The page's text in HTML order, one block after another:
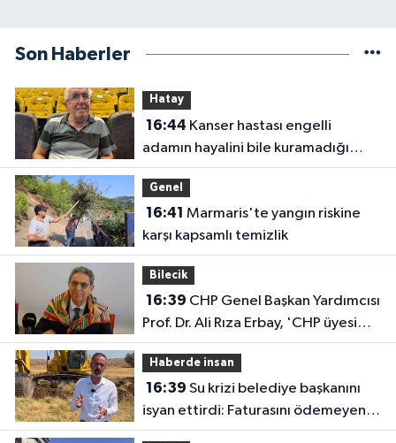
Son Haberler
Hatay
16:44
adamın hayalini bile kuramadığı
evine kavuşunca döktüğü gözyaşı
duygulandırdı
Genel
16:41
karşı kapsamlı temizlik
Bilecik
16:39
Prof. Dr. Ali Rıza Erbay, 'CHP üyesi
olmak inanç ister, emek ister, yürek
ister'
Haberde insan
16:39
isyan ettirdi: Faturasını ödemeyen
vatandaşlara böyle seslendi